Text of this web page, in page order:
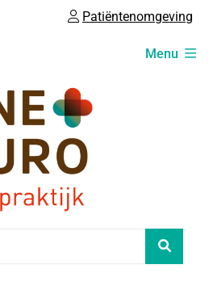
Patiëntenomgeving
Menu